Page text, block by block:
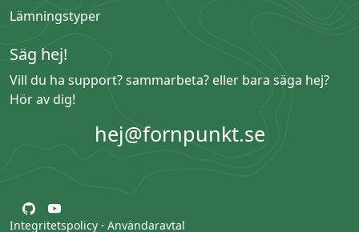
Lämningstyper
Säg hej!
Vill du ha support? sammarbeta? eller bara säga hej?
Hör av dig!
hej@fornpunkt.se
Integritetspolicy · Användaravtal